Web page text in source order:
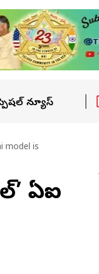
న్యూస్
model is
ఏఐ